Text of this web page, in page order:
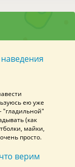
ею уже
"гладильной"
(как
майки,
просто.
верим